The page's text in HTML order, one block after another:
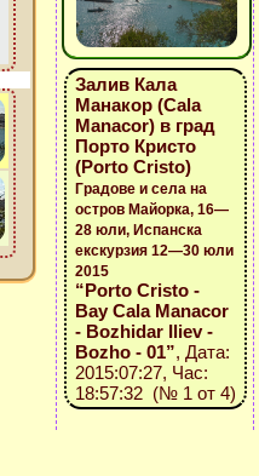
Залив Кала
Манакор (Cala
Manacor) в град
Порто Кристо
(Porto Cristo)
Градове и села на
остров Майорка, 16—
28 юли, Испанска
екскурзия 12—30 юли
2015
“Porto Cristo -
Bay Cala Manacor
- Bozhidar Iliev -
Bozho - 01”, Дата:
2015:07:27, Час:
18:57:32 (№ 1 от 4)